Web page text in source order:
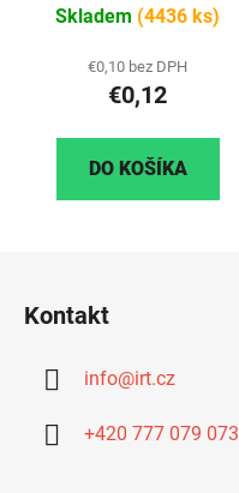
Skladem (4436 ks)
€0,10 bez DPH
€0,12
DO KOŠÍKA
Kontakt
info@irt.cz
+420 777 079 073